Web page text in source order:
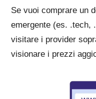
Se vuoi comprare un
emergente (es. .tech,
visitare i provider
visionare i prezzi